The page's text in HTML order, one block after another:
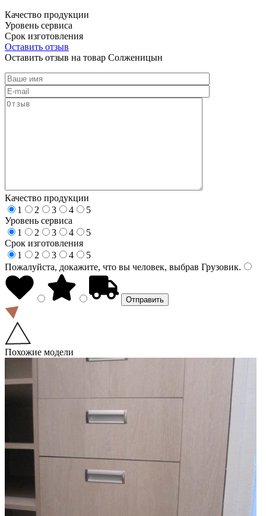
Качество продукции
Уровень сервиса
Срок изготовления
Оставить отзыв
Оставить отзыв на товар Солженицын
Качество продукции
1
2 3 4
5
Уровень сервиса
1
2 3 4
5
Срок изготовления
1
2 3 4
5
Пожалуйста, докажите, что вы человек, выбрав Грузовик.
Похожие модели